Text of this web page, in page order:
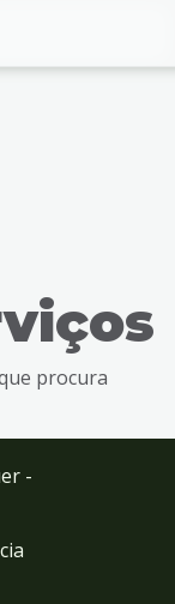
procura
-